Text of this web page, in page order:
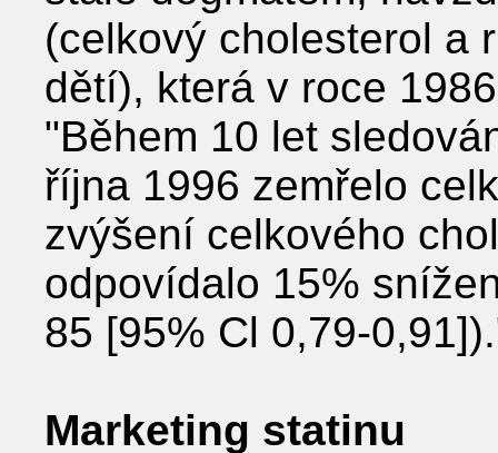
(celkový cholesterol a
dětí), která v roce
"Během 10 let
října 1996 zemřelo
zvýšení celkového
odpovídalo 15%
85 [95% Cl 0,79-
Marketing statinu